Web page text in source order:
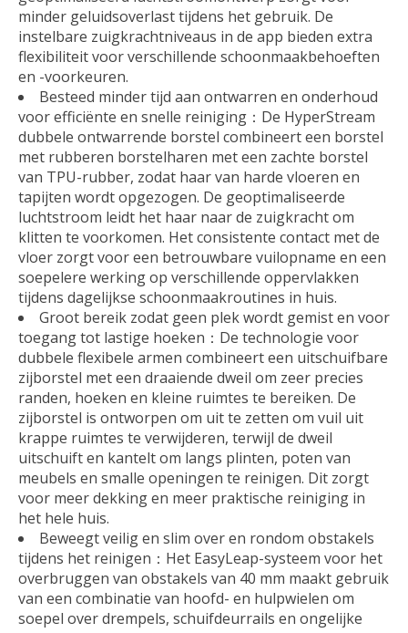
minder geluidsoverlast tijdens het gebruik. De
instelbare zuigkrachtniveaus in de app bieden extra
flexibiliteit voor verschillende schoonmaakbehoeften
en -voorkeuren.
Besteed minder tijd aan ontwarren en onderhoud
voor efficiënte en snelle reiniging：De HyperStream
dubbele ontwarrende borstel combineert een borstel
met rubberen borstelharen met een zachte borstel
van TPU-rubber, zodat haar van harde vloeren en
tapijten wordt opgezogen. De geoptimaliseerde
luchtstroom leidt het haar naar de zuigkracht om
klitten te voorkomen. Het consistente contact met de
vloer zorgt voor een betrouwbare vuilopname en een
soepelere werking op verschillende oppervlakken
tijdens dagelijkse schoonmaakroutines in huis.
Groot bereik zodat geen plek wordt gemist en voor
toegang tot lastige hoeken：De technologie voor
dubbele flexibele armen combineert een uitschuifbare
zijborstel met een draaiende dweil om zeer precies
randen, hoeken en kleine ruimtes te bereiken. De
zijborstel is ontworpen om uit te zetten om vuil uit
krappe ruimtes te verwijderen, terwijl de dweil
uitschuift en kantelt om langs plinten, poten van
meubels en smalle openingen te reinigen. Dit zorgt
voor meer dekking en meer praktische reiniging in
het hele huis.
Beweegt veilig en slim over en rondom obstakels
tijdens het reinigen：Het EasyLeap-systeem voor het
overbruggen van obstakels van 40 mm maakt gebruik
van een combinatie van hoofd- en hulpwielen om
soepel over drempels, schuifdeurrails en ongelijke